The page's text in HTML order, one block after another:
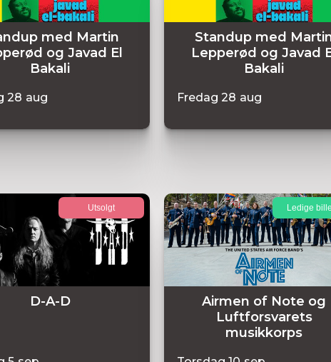
med Martin
og Javad El
Bakali
28 aug
Standup med
Lepperød og Javad
Bakali
Fredag 28 aug
D-A-D
Utsolgt
Airmen of Note og
Luftforsvarets
musikkorps
Ledige